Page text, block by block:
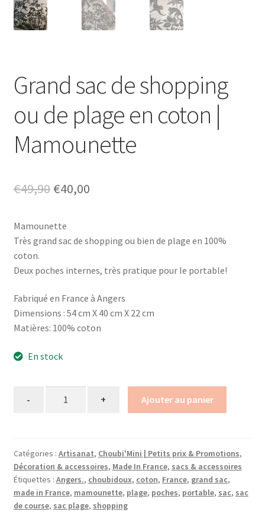
Grand sac de shopping
ou de plage en coton |
Mamounette
€49,90 Le
initial
€49,90.
€40,00Le
€40,00.
Mamounette
Très grand sac de shopping ou bien de plage en 100%
coton.
Deux poches internes, très pratique pour le portable!
Fabriqué en France à Angers
Dimensions : 54 cm X 40 cm X 22 cm
Matières: 100% coton
En stock
Ajouter au panier
Catégories : Artisanat, Choubi'Mini | Petits prix & Promotions,
Décoration & accessoires, Made In France, sacs & accessoires
Étiquettes : Angers., choubidoux, coton, France, grand sac,
made in France, mamounette, plage, poches, portable, sac, sac
de course, sac plage, shopping